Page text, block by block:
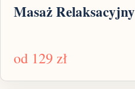
Masaż Relaksacyjny
od 129 zł